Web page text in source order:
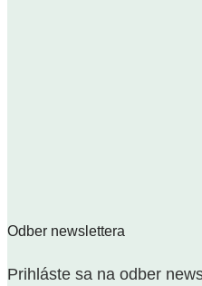
Odber newslettera
Prihláste sa na odber